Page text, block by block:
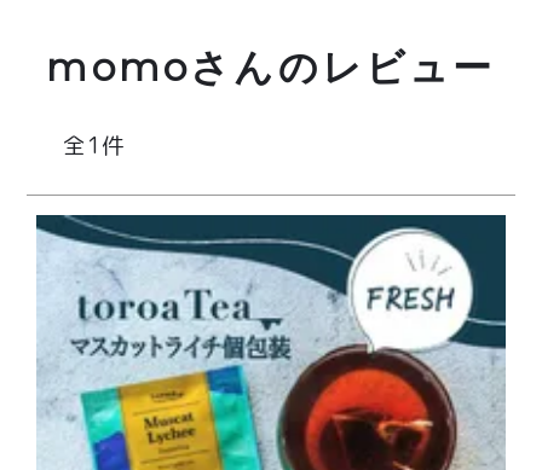
注文履歴 会員登録情報 ポイント
商品一覧
とろ生ガトーショコラ
とろ生 まとめ買いお得
セット
お中元
とろ生チーズケーキ
濃抹茶とろ生ガトーシ
ョコラ
とろ生シュー
momoさんのレビュー
1